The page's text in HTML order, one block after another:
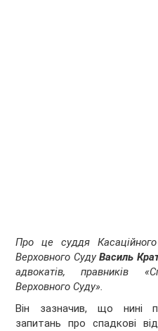
Про це суддя
Верховного СудуВасиль
адвокатів, правників
Верховного Суду».
Він зазначив, що нині
запитань про спадкові